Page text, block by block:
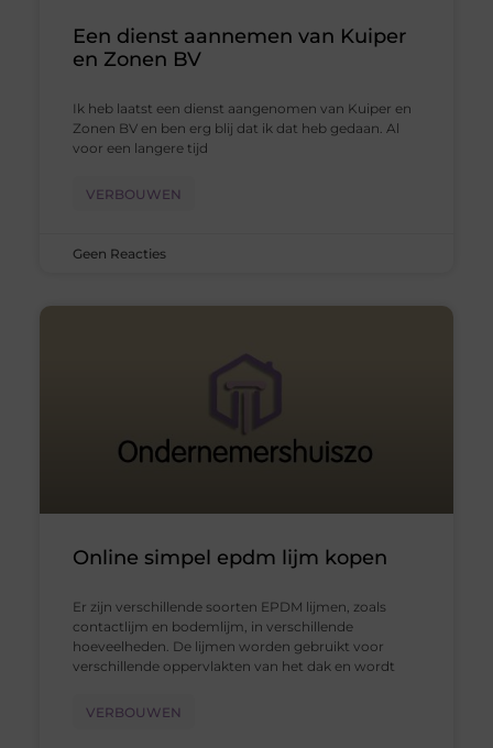
Een dienst aannemen van Kuiper
en Zonen BV
Ik heb laatst een dienst aangenomen van Kuiper en
Zonen BV en ben erg blij dat ik dat heb gedaan. Al
voor een langere tijd
VERBOUWEN
Geen Reacties
Online simpel epdm lijm kopen
Er zijn verschillende soorten EPDM lijmen, zoals
contactlijm en bodemlijm, in verschillende
hoeveelheden. De lijmen worden gebruikt voor
verschillende oppervlakten van het dak en wordt
VERBOUWEN